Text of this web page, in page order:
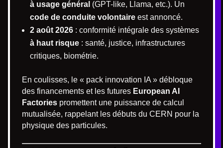
à usage général (GPT-like, Llama, etc.). Un
code de conduite volontaire est annoncé.
2 août 2026 : conformité intégrale des systèmes
à haut risque : santé, justice, infrastructures
critiques, biométrie.
En coulisses, le « pack innovation IA » débloque
des financements et les futures European AI
Factories promettent une puissance de calcul
mutualisée, rappelant les débuts du CERN pour la
physique des particules.